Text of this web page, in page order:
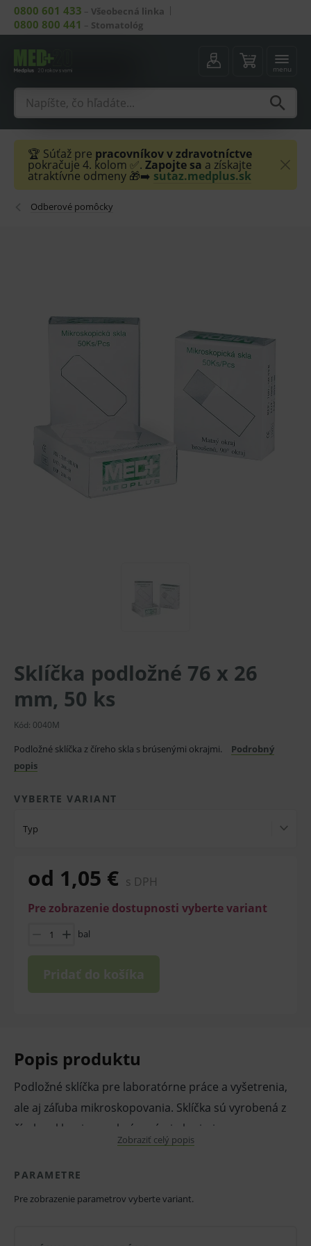
0800 601 433 – Všeobecná linka
0800 800 441 – Stomatológ
menu
🏆 Súťaž pre pracovníkov v zdravotníctve
pokračuje 4. kolom ✅. Zapojte sa a získajte
atraktívne odmeny 🎁➡️ sutaz.medplus.sk
Odberové pomôcky
Sklíčka podložné 76 x 26
mm, 50 ks
Kód: 0040M
Podložné sklíčka z číreho skla s brúsenými okrajmi.
Podrobný
popis
VYBERTE VARIANT
Typ
od 1,05 € s DPH
Pre zobrazenie dostupnosti vyberte variant
bal
Pridať do košíka
Popis produktu
Podložné sklíčka pre laboratórne práce a vyšetrenia,
ale aj záľuba mikroskopovania. Sklíčka sú vyrobená z
číreho skla s jemne brúsenými okrajmi.
K dispozícii sú dva typy podložných sklíčok. Prvým
Zobraziť celý popis
PARAMETRE
Pre zobrazenie parametrov vyberte variant.